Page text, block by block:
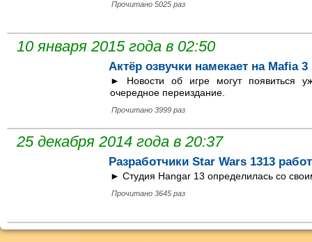
Прочитано 5025 раз
10 января 2015 года в 02:50
Актёр озвучки намекает на Mafia 3
► Новости об игре могут появиться
очередное переиздание.
Прочитано 3999 раз
25 декабря 2014 года в 20:37
Разработчики Star Wars 1313
► Студия Hangar 13 определилась со
Прочитано 3645 раз